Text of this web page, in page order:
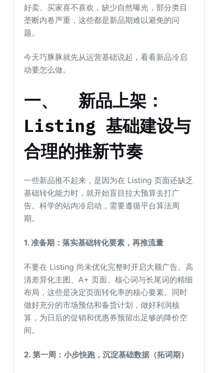
好卖、买家喜不喜欢，缺少自然曝光，部分类目
垄断内卷严重，这些都是新品期难以避免的问
题。
今天巧豚豚就先从运营基础说起，看看新品冷启
动要怎么做。
一、
新品上架：
Listing 基础建设与
合理的推新节奏
一些新品推不起来，是因为在 Listing 页面还缺乏
基础转化能力时，就开始盲目拉大预算去打广
告。科学的站内冷启动，需要遵循平台算法周
期。
1. 准备期：落实基础转化要素，再推流量
不要在 Listing 尚未优化完整时开启大额广告。高
清差异化主图、A+ 页面、核心词与长尾词的精细
布局，这些是决定页面转化率的核心要素。同时
做好充分的市场预估和备货计划，做好利润核
算，为日后的促销和优惠券预留出足够的降价空
间。
2. 第一周：小步快跑，沉淀基础数据（拓词期）